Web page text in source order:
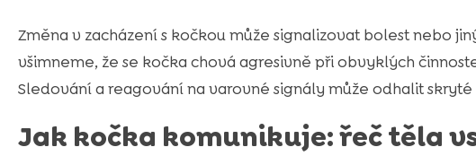
Změna v zacházení s kočkou může signalizovat bolest nebo
všimneme, že se kočka chová agresivně při obvyklých
Sledování a reagování na varovné signály může odhalit
Jak kočka komunikuje: řeč těla